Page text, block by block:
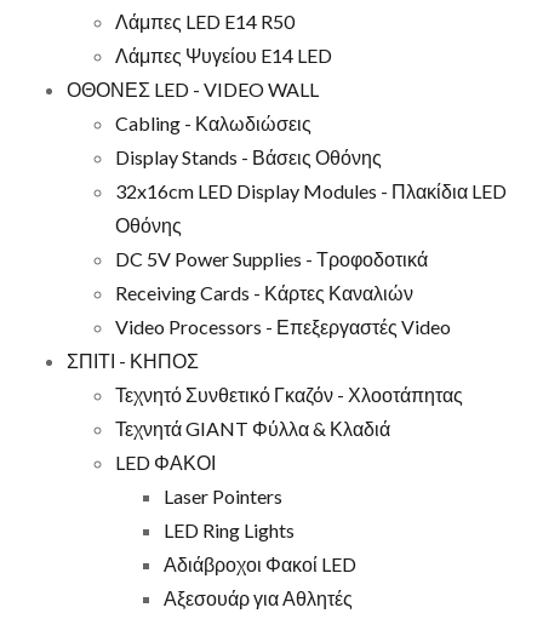
Λάμπες LED E14 R50
Λάμπες Ψυγείου E14 LED
ΟΘΟΝΕΣ LED - VIDEO WALL
Cabling - Καλωδιώσεις
Display Stands - Βάσεις Οθόνης
32x16cm LED Display Modules - Πλακίδια LED
Οθόνης
DC 5V Power Supplies - Τροφοδοτικά
Receiving Cards - Κάρτες Καναλιών
Video Processors - Επεξεργαστές Video
ΣΠΙΤΙ - ΚΗΠΟΣ
Τεχνητό Συνθετικό Γκαζόν - Χλοοτάπητας
Τεχνητά GIANT Φύλλα & Κλαδιά
LED ΦΑΚΟΙ
Laser Pointers
LED Ring Lights
Αδιάβροχοι Φακοί LED
Αξεσουάρ για Αθλητές